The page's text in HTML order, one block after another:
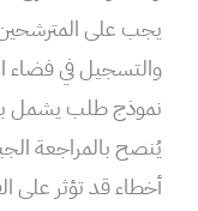
يجب على المترشحين
والتسجيل في
نموذج طلب يشمل
يُنصح بالمراجعة
أخطاء قد تؤثر على